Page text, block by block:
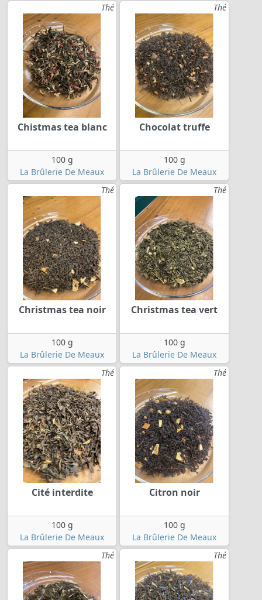
Thé
Chistmas tea blanc
100 g
La Brûlerie De Meaux
Thé
Chocolat truffe
100 g
La Brûlerie De Meaux
Thé
Christmas tea noir
100 g
La Brûlerie De Meaux
Thé
Christmas tea vert
100 g
La Brûlerie De Meaux
Thé
Cité interdite
100 g
La Brûlerie De Meaux
Thé
Citron noir
100 g
La Brûlerie De Meaux
Thé
Thé